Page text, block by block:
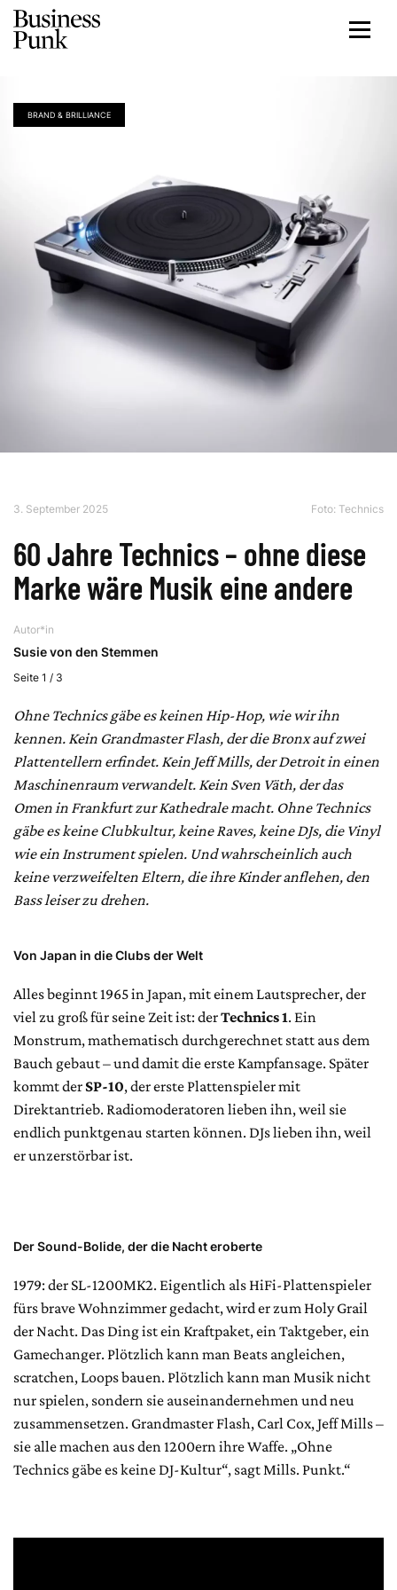
BRAND & BRILLIANCE
3. September 2025 Foto: Technics
60 Jahre Technics – ohne diese
Marke wäre Musik eine andere
Autor*in
Susie von den Stemmen
Seite 1 / 3
Ohne Technics gäbe es keinen Hip-Hop, wie wir ihn
kennen. Kein Grandmaster Flash, der die Bronx auf zwei
Plattentellern erfindet. Kein Jeff Mills, der Detroit in einen
Maschinenraum verwandelt. Kein Sven Väth, der das
Omen in Frankfurt zur Kathedrale macht. Ohne Technics
gäbe es keine Clubkultur, keine Raves, keine DJs, die Vinyl
wie ein Instrument spielen. Und wahrscheinlich auch
keine verzweifelten Eltern, die ihre Kinder anflehen, den
Bass leiser zu drehen.
Von Japan in die Clubs der Welt
Alles beginnt 1965 in Japan, mit einem Lautsprecher, der
viel zu groß für seine Zeit ist: derTechnics 1. Ein
Monstrum, mathematisch durchgerechnet statt aus dem
Bauch gebaut – und damit die erste Kampfansage. Später
kommt derSP-10, der erste Plattenspieler mit
Direktantrieb. Radiomoderatoren lieben ihn, weil sie
endlich punktgenau starten können. DJs lieben ihn, weil
er unzerstörbar ist.
Der Sound-Bolide, der die Nacht eroberte
1979: der SL-1200MK2. Eigentlich als HiFi-Plattenspieler
fürs brave Wohnzimmer gedacht, wird er zum Holy Grail
der Nacht. Das Ding ist ein Kraftpaket, ein Taktgeber, ein
Gamechanger. Plötzlich kann man Beats angleichen,
scratchen, Loops bauen. Plötzlich kann man Musik nicht
nur spielen, sondern sie auseinandernehmen und neu
zusammensetzen. Grandmaster Flash, Carl Cox, Jeff Mills –
sie alle machen aus den 1200ern ihre Waffe. „Ohne
Technics gäbe es keine DJ-Kultur“, sagt Mills. Punkt.“